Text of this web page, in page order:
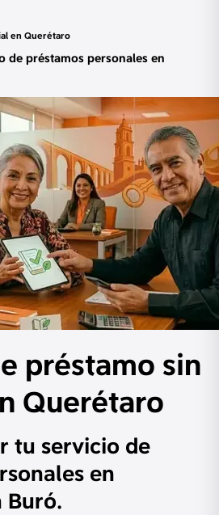
en Querétaro
de préstamos personales en
préstamo sin
Querétaro
tu servicio de
en
Buró.